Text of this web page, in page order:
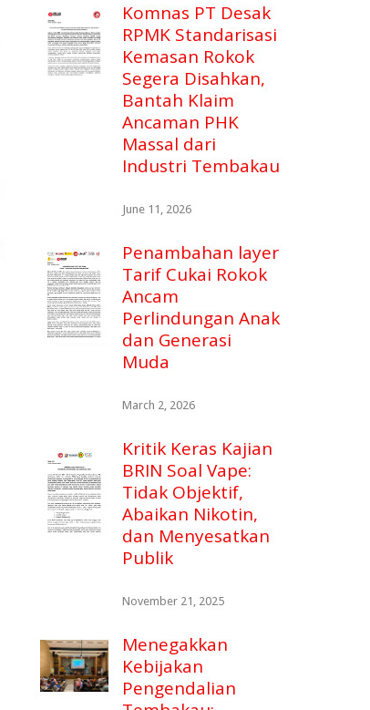
Komnas PT Desak
RPMK Standarisasi
Kemasan Rokok
Segera Disahkan,
Bantah Klaim
Ancaman PHK
Massal dari
Industri Tembakau
June 11, 2026
Penambahan layer
Tarif Cukai Rokok
Ancam
Perlindungan Anak
dan Generasi
Muda
March 2, 2026
Kritik Keras Kajian
BRIN Soal Vape:
Tidak Objektif,
Abaikan Nikotin,
dan Menyesatkan
Publik
November 21, 2025
Menegakkan
Kebijakan
Pengendalian